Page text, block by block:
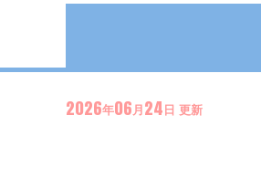
2026年06 月24日 更新